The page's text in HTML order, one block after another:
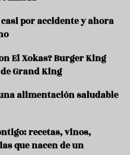
por accidente y ahora
El Xokas? Burger King
Grand King
alimentación saludable
recetas, vinos,
que nacen de un